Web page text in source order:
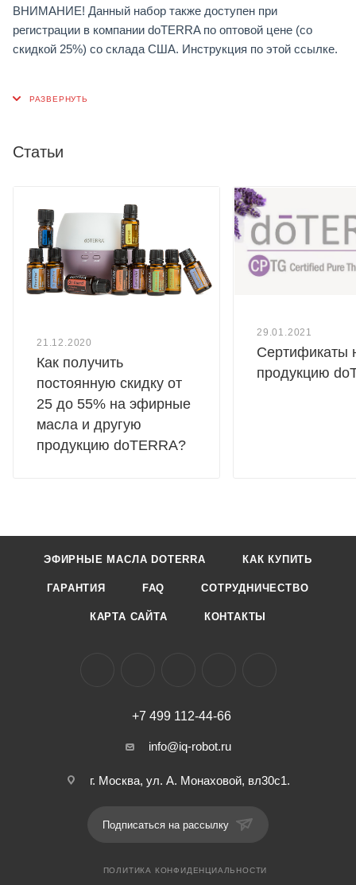
ВНИМАНИЕ! Данный набор также доступен при
регистрации в компании doTERRA по оптовой цене (со
скидкой 25%) со склада США. Инструкция по этой ссылке.
Статьи
21.12.2020
Как получить
постоянную скидку от
25 до 55% на эфирные
масла и другую
продукцию doTERRA?
29.01.2021
Сертификаты
продукцию
ЭФИРНЫЕ МАСЛА DOTERRA КАК КУПИТЬ
ГАРАНТИЯ FAQ СОТРУДНИЧЕСТВО
КАРТА САЙТА КОНТАКТЫ
+7 499 112-44-66
info@iq-robot.ru
г. Москва, ул. А. Монаховой, вл30с1.
Подписаться на рассылку
ПОЛИТИКА КОНФИДЕНЦИАЛЬНОСТИ